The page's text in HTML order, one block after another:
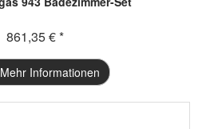
861,35 € *
Mehr Informationen